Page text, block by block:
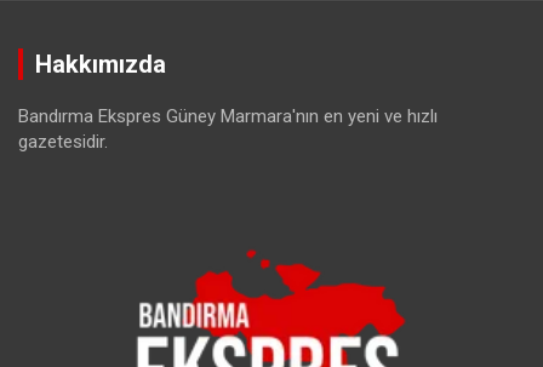
Hakkımızda
Bandırma Ekspres Güney Marmara'nın en yeni ve hızlı
gazetesidir.